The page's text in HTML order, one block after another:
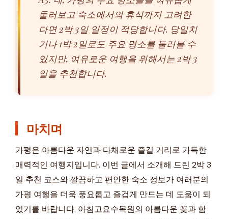
둘러보고 숙소에서의 휴식까지 고려한
다면 2박 3일 일정이 적당합니다. 당일치
기나 1박 2일로도 주요 명소를 둘러볼 수
있지만, 여유로운 여행을 위해서는 2박 3
일을 추천합니다.
마치며
가평은 아름다운 자연과 다채로운 즐길 거리로 가득한
매력적인 여행지입니다. 이번 글에서 소개해 드린 2박 3
일 추천 코스와 깔끔하고 편안한 숙소 정보가 여러분의
가평 여행을 더욱 풍요롭고 즐겁게 만드는 데 도움이 되
었기를 바랍니다. 아침고요수목원의 아름다운 꽃과 함